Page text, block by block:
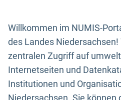
Willkommen im NUMIS-
des Landes
zentralen Zugriff auf
Internetseiten und
Institutionen und
Niedersachsen. Sie können